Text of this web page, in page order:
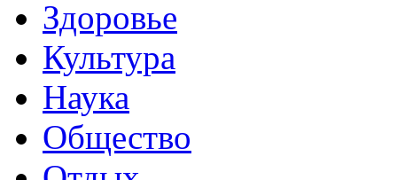
Здоровье
Культура
Наука
Общество